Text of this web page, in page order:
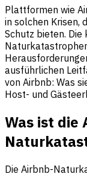
Plattformen wie
in solchen Krisen,
Schutz bieten.
ausführlichen
von Airbnb: Was
Host- und
Was ist die
Die Airbnb-